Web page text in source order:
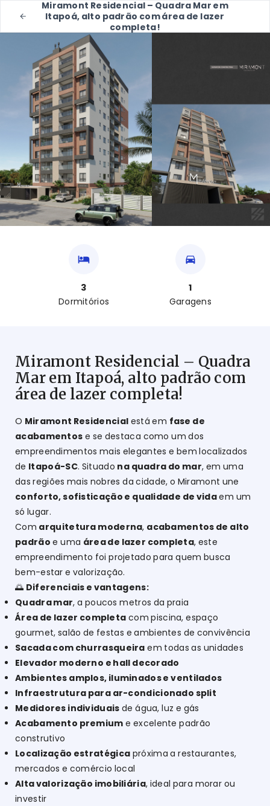
Miramont Residencial – Quadra Mar em
Itapoá, alto padrão com área de lazer
completa!
3
Dormitórios
1
Garagens
Miramont Residencial – Quadra
Mar em Itapoá, alto padrão com
área de lazer completa!
O Miramont Residencial está em fase de
acabamentos e se destaca como um dos
empreendimentos mais elegantes e bem localizados
de Itapoá-SC. Situado na quadra do mar, em uma
das regiões mais nobres da cidade, o Miramont une
conforto, sofisticação e qualidade de vidaem um
só lugar.
Com arquitetura moderna, acabamentos de alto
padrão e uma área de lazer completa, este
empreendimento foi projetado para quem busca
bem-estar e valorização.
🌅 Diferenciais e vantagens:
Quadra mar, a poucos metros da praia
Área de lazer completa com piscina, espaço
gourmet, salão de festas e ambientes de convivência
Sacada com churrasqueira em todas as unidades
Elevador moderno e hall decorado
Ambientes amplos, iluminados e ventilados
Infraestrutura para ar-condicionado split
Medidores individuais de água, luz e gás
Acabamento premium e excelente padrão
construtivo
Localização estratégica próxima a restaurantes,
mercados e comércio local
Alta valorização imobiliária, ideal para morar ou
investir